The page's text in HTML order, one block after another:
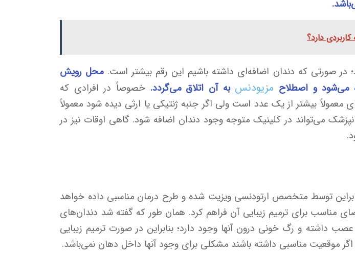
دارد؟
محل رویش
می‌شود و اصطلاح مزیودنس به آن اتلاق می‌گردد. خصوصاً در افرادی که
معمولاً بیشتر از یک عدد است ولی اگر جنبه ژنتیکی یا ارثی دیده شود معمولاً
می‌تواند در کلینیک متوجه وجود دندان اضافه شود. گاهی اوقات نیز در
توسط متخصص ارتودنسی ویزیت شده و طرح درمان مناسبی داده خواهد
مناسب برای ترمیم زیبایی آن فراهم کرد. همان طور که گفته شد دندان‌های
داشته و رگ خونی درون آنها وجود دارد؛ بنابراین در صورت ترمیم زیبایی
اگر موقعیت مناسبی داشته باشند مشکلی برای وجود آنها داخل دهان نمی‌باشد.